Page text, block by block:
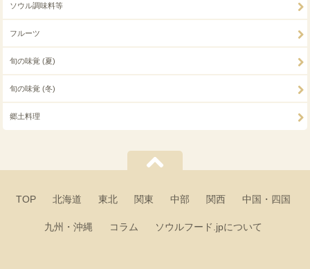
ソウル調味料等
フルーツ
旬の味覚 (夏)
旬の味覚 (冬)
郷土料理
TOP 北海道 東北 関東 中部 関西 中国・四国
九州・沖縄 コラム ソウルフード.jpについて